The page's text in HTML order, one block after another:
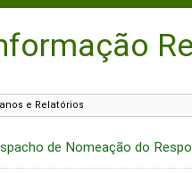
de Nomeação do